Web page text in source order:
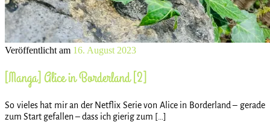
Veröffentlicht am 16. August 2023
[Manga] Alice in Borderland [2]
So vieles hat mir an der Netflix Serie von Alice in Borderland – gerade
zum Start gefallen – dass ich gierig zum […]